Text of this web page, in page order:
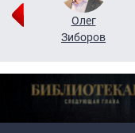
Олег
Зиборов